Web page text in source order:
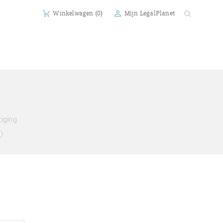
Winkelwagen (0) Mijn LegalPlanet